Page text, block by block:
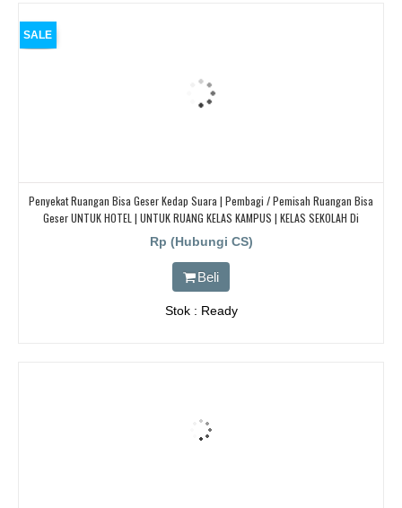
SALE
Penyekat Ruangan Bisa Geser Kedap Suara | Pembagi / Pemisah Ruangan Bisa
Geser UNTUK HOTEL | UNTUK RUANG KELAS KAMPUS | KELAS SEKOLAH Di
BANDUNG, JAKARTA, BEKASI, TANGERANG
Rp (Hubungi CS)
Beli
Stok : Ready